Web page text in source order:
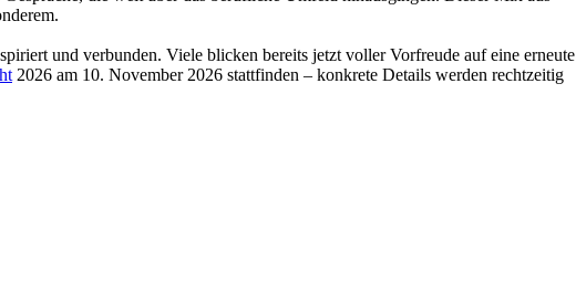
und verbunden. Viele blicken bereits jetzt voller Vorfreude auf eine erneute
2026 am 10. November 2026 stattfinden – konkrete Details werden rechtzeitig